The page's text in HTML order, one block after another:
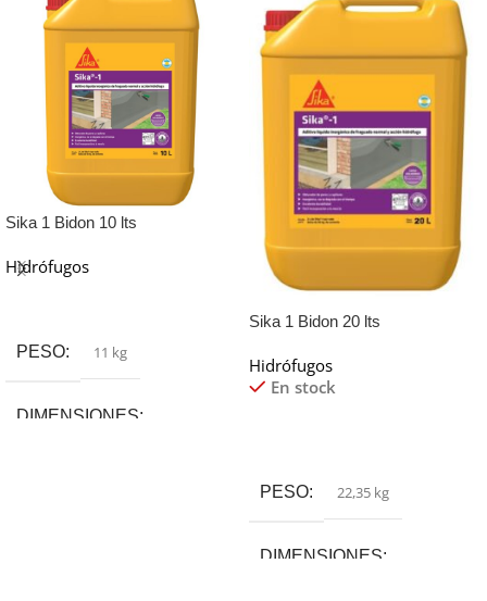
Sika 1 Bidon 10 lts
Hidrófugos
PESO 11 kg
DIMENSIONES
Sika 1 Bidon 20 lts
Hidrófugos
En stock
PESO 22,35 kg
DIMENSIONES